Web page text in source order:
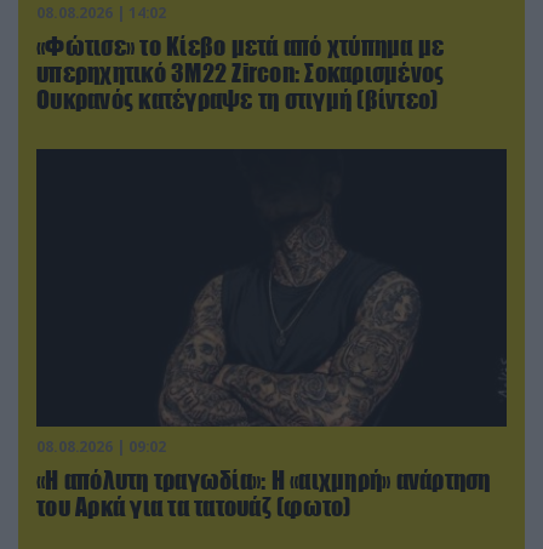
08.08.2026 | 14:02
«Φώτισε» το Κίεβο μετά από χτύπημα με
υπερηχητικό 3M22 Zircon: Σοκαρισμένος
Ουκρανός κατέγραψε τη στιγμή (βίντεο)
08.08.2026 | 09:02
«Η απόλυτη τραγωδία»: Η «αιχμηρή» ανάρτηση
του Αρκά για τα τατουάζ (φωτο)